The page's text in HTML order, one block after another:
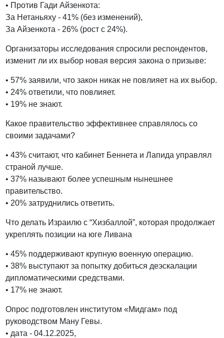
• Против Гади Айзенкота:
За Нетаньяху - 41% (без изменений),
За Айзенкота - 26% (рост с 24%).
Организаторы исследования спросили респондентов,
изменит ли их выбор новая версия закона о призыве:
• 57% заявили, что закон никак не повлияет на их выбор.
• 24% ответили, что повлияет.
• 19% не знают.
Какое правительство эффективнее справлялось со
своими задачами?
• 43% считают, что кабинет Беннета и Лапида управлял
страной лучше.
• 37% называют более успешным нынешнее
правительство.
• 20% затруднились ответить.
Что делать Израилю с “Хизбаллой”, которая продолжает
укреплять позиции на юге Ливана
• 45% поддерживают крупную военную операцию.
• 38% выступают за попытку добиться деэскалации
дипломатическими средствами.
• 17% не знают.
Опрос подготовлен институтом «Мидгам» под
руководством Ману Гевы.
• дата - 04.12.2025,